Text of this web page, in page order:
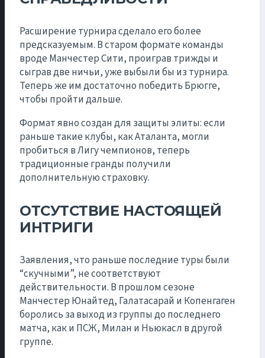
Расширение турнира сделало его более
предсказуемым. В старом формате команды
вроде Манчестер Сити, проиграв трижды и
сыграв две ничьи, уже выбыли бы из турнира.
Теперь же им достаточно победить Брюгге,
чтобы пройти дальше.
Формат явно создан для защиты элиты: если
раньше такие клубы, как Аталанта, могли
пробиться в Лигу чемпионов, теперь
традиционные гранды получили
дополнительную страховку.
ОТСУТСТВИЕ НАСТОЯЩЕЙ
ИНТРИГИ
Заявления, что раньше последние туры были
“скучными”, не соответствуют
действительности. В прошлом сезоне
Манчестер Юнайтед, Галатасарай и Копенгаген
боролись за выход из группы до последнего
матча, как и ПСЖ, Милан и Ньюкасл в другой
группе.